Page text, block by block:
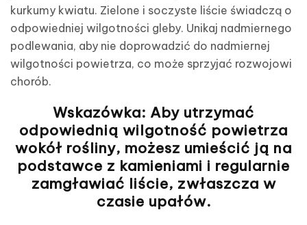
kurkumy kwiatu. Zielone i soczyste liście świadczą o
odpowiedniej wilgotności gleby. Unikaj nadmiernego
podlewania, aby nie doprowadzić do nadmiernej
wilgotności powietrza, co może sprzyjać rozwojowi
chorób.
Wskazówka: Aby utrzymać
odpowiednią wilgotność powietrza
wokół rośliny, możesz umieścić ją na
podstawce z kamieniami i regularnie
zamgławiać liście, zwłaszcza w
czasie upałów.